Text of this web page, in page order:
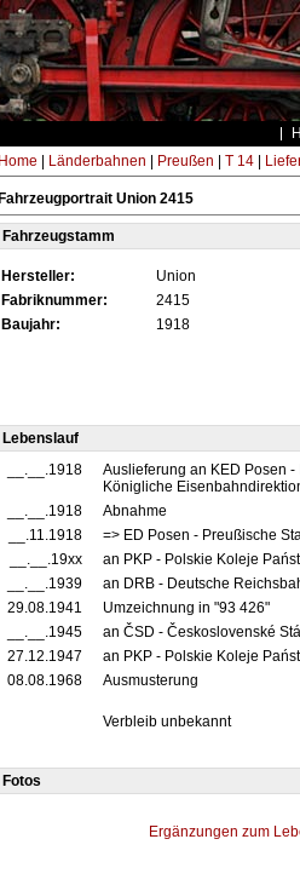
Home Länderbahnen Preußen T 14|
Fahrzeugportrait Union 2415
Fahrzeugstamm
Hersteller:
Union
Fabriknummer:
2415
Baujahr:
1918
Lebenslauf
__.__.1918
Auslieferung an KED Posen
Königliche
__.__.1918
Abnahme
__.11.1918
=> ED Posen - Preußische
__.__.19xx
an PKP - Polskie Koleje
__.__.1939
an DRB - Deutsche
29.08.1941
Umzeichnung in "93 426"
__.__.1945
an ČSD - Československé
27.12.1947
an PKP - Polskie Koleje
08.08.1968
Ausmusterung
Verbleib unbekannt
Fotos
Ergänzungen zum